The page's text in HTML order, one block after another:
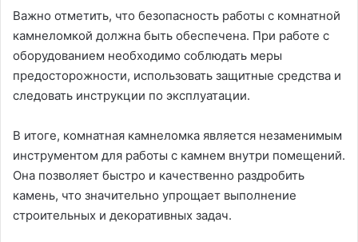
Важно отметить, что безопасность работы с комнатной
камнеломкой должна быть обеспечена. При работе с
оборудованием необходимо соблюдать меры
предосторожности, использовать защитные средства и
следовать инструкции по эксплуатации.
В итоге, комнатная камнеломка является незаменимым
инструментом для работы с камнем внутри помещений.
Она позволяет быстро и качественно раздробить
камень, что значительно упрощает выполнение
строительных и декоративных задач.